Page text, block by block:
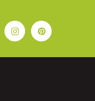
InstagramPinterest